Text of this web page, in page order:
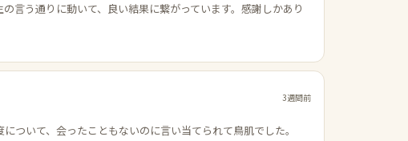
言う通りに動いて、良い結果に繋がっています。感謝しかあり
3週間前
ついて、会ったこともないのに言い当てられて鳥肌でした。